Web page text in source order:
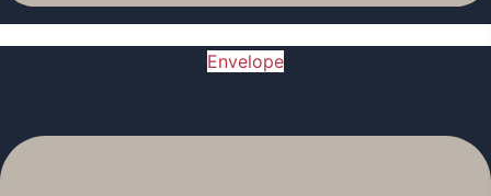
Envelope